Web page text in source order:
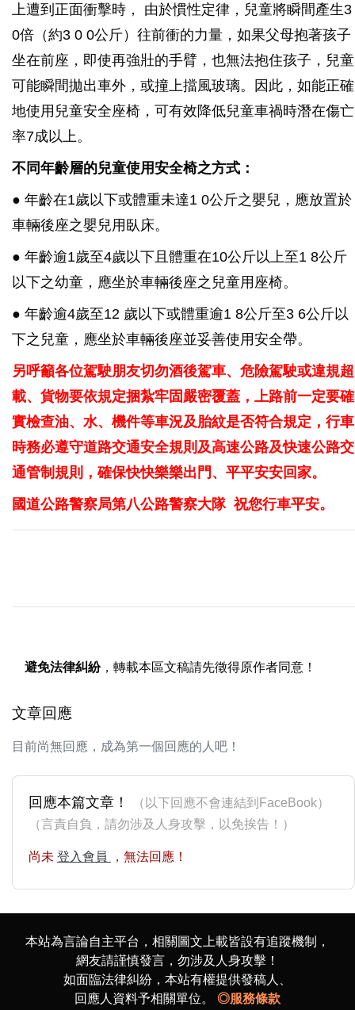
上遭到正面衝擊時， 由於慣性定律，兒童將瞬間產生3
0倍（約3 0 0公斤）往前衝的力量，如果父母抱著孩子
坐在前座，即使再強壯的手臂，也無法抱住孩子，兒童
可能瞬間拋出車外，或撞上擋風玻璃。因此，如能正確
地使用兒童安全座椅，可有效降低兒童車禍時潛在傷亡
率7成以上。
不同年齡層的兒童使用安全椅之方式：
● 年齡在1歲以下或體重未達1 0公斤之嬰兒，應放置於
車輛後座之嬰兒用臥床。
● 年齡逾1歲至4歲以下且體重在10公斤以上至1 8公斤
以下之幼童，應坐於車輛後座之兒童用座椅。
● 年齡逾4歲至12 歲以下或體重逾1 8公斤至3 6公斤以
下之兒童，應坐於車輛後座並妥善使用安全帶。
另呼籲各位駕駛朋友切勿酒後駕車、危險駕駛或違規超
載、貨物要依規定捆紮牢固嚴密覆蓋，上路前一定要確
實檢查油、水、機件等車況及胎紋是否符合規定，行車
時務必遵守道路交通安全規則及高速公路及快速公路交
通管制規則，確保快快樂樂出門、平平安安回家。
國道公路警察局第八公路警察大隊 祝您行車平安。
避免法律糾紛，轉載本區文稿請先徵得原作者同意！
文章回應
目前尚無回應，成為第一個回應的人吧！
回應本篇文章！
（以下回應不會連結到FaceBook）
（言責自負，請勿涉及人身攻擊，以免挨告！）
尚未 登入會員 ，無法回應！
本站為言論自主平台，相關圖文上載皆設有追蹤機制，
網友請謹慎發言，勿涉及人身攻擊！
如面臨法律糾紛，本站有權提供發稿人、
回應人資料予相關單位。 ◎服務條款